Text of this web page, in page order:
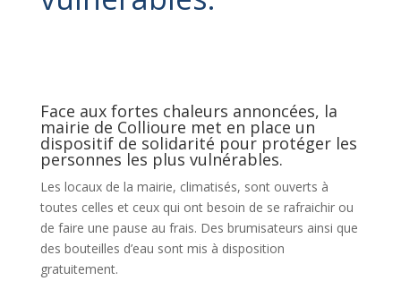
Face aux fortes chaleurs annoncées, la
mairie de Collioure met en place un
dispositif de solidarité pour protéger les
personnes les plus vulnérables.
Les locaux de la mairie, climatisés, sont ouverts à
toutes celles et ceux qui ont besoin de se rafraichir ou
de faire une pause au frais. Des brumisateurs ainsi que
des bouteilles d’eau sont mis à disposition
gratuitement.